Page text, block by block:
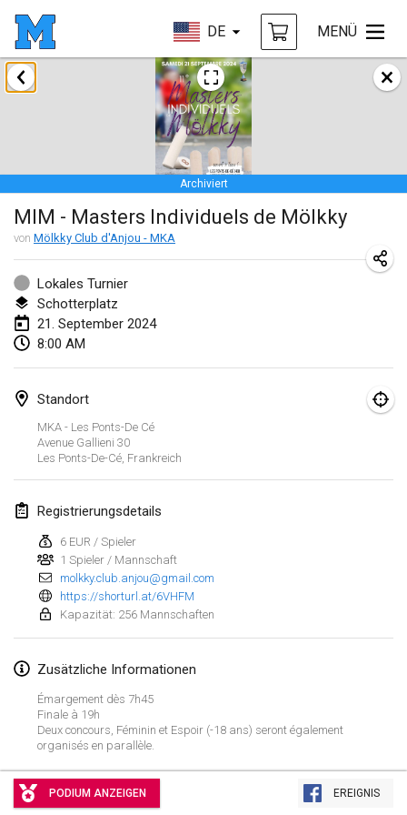
DE MENÜ
Kuratiert vonMölkk Your World
Liste anzeigen
Archiviert
MIM - Masters Individuels de Mölkky
von Mölkky Club d'Anjou - MKA
Lokales Turnier
Schotterplatz
21. September 2024
8:00 AM
Standort
MKA - Les Ponts-De Cé
Avenue Gallieni 30
Les Ponts-De-Cé, Frankreich
Registrierungsdetails
6 EUR / Spieler
1 Spieler / Mannschaft
molkky.club.anjou@gmail.com
https://shorturl.at/6VHFM
Kapazität: 256 Mannschaften
Zusätzliche Informationen
Émargement dès 7h45
Finale à 19h
Deux concours, Féminin et Espoir (-18 ans) seront également
organisés en parallèle.
PODIUM ANZEIGEN EREIGNIS
Januar 2024
Deutschland
Indoor Polish Open 2024 - Singles
20. Jan. 2024|Polen
Open de Boulay Triplette
20. Jan. 2024
Tournoi Mixte ASPTTOM
20. Jan. 2024
21. Jan. 2024
Tournoi de Mölkky - Lesfous Dubâtonvaigeois
SingeliDuppeli
27. Jan. 2024|
Februar 2024
SM HalliMölkky - Finnish Championship
3. Feb. 2024
17. Feb. 2024|Frankreich
236